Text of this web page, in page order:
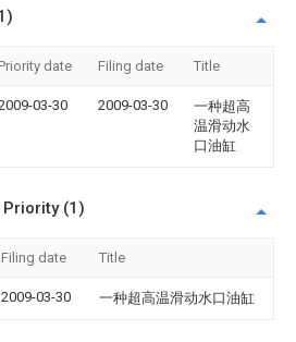
Priority date Filing date Title
03-30 2009-03-30
一种超高
温滑动水
口油缸
(1)
Filing date Title
2009-03-30 一种超高温滑动水口油缸